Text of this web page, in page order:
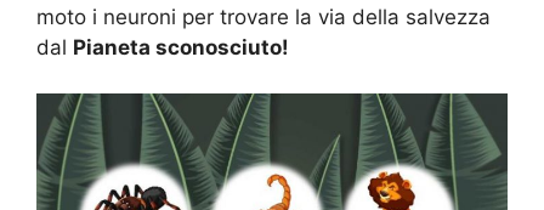
moto i neuroni per trovare la via della salvezza
dal Pianeta sconosciuto!